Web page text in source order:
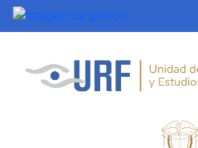
Saltar al contenido principal